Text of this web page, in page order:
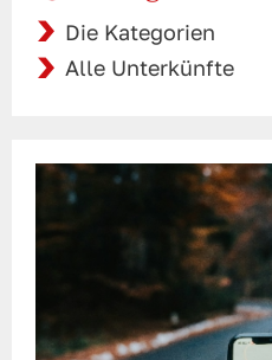
Die Kategorien
Alle Unterkünfte